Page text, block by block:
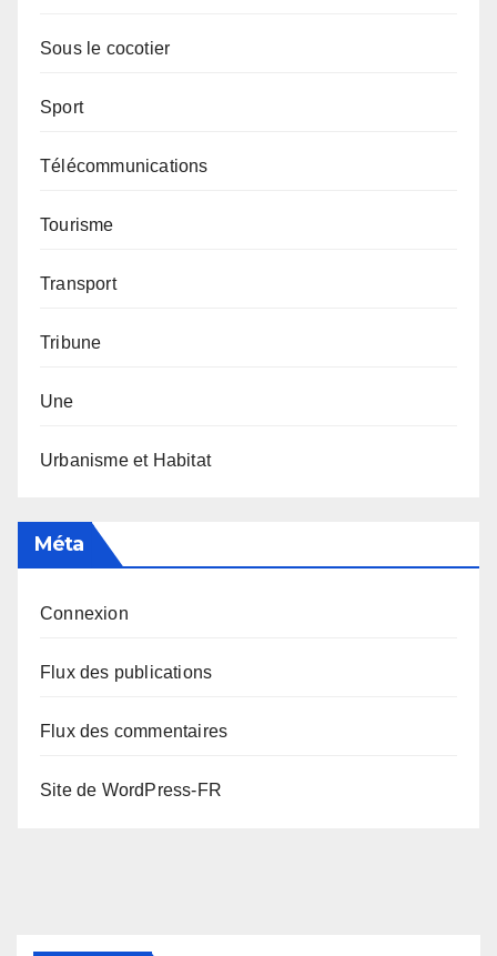
Sous le cocotier
Sport
Télécommunications
Tourisme
Transport
Tribune
Une
Urbanisme et Habitat
Méta
Connexion
Flux des publications
Flux des commentaires
Site de WordPress-FR